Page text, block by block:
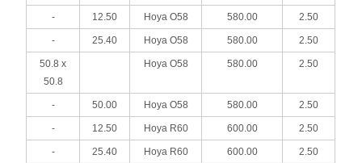
- 12.50 Hoya O58 580.00 2.50
- 25.40 Hoya O58 580.00 2.50
50.8 x
50.8
Hoya O58 580.00 2.50
- 50.00 Hoya O58 580.00 2.50
- 12.50 Hoya R60 600.00 2.50
- 25.40 Hoya R60 600.00 2.50